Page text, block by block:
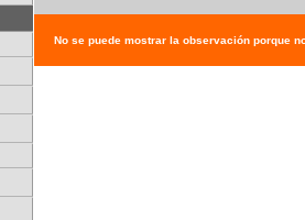
No se puede mostrar la observación porque